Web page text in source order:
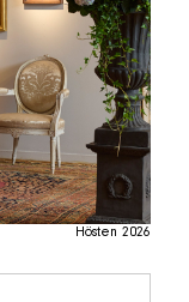
Hösten 2026